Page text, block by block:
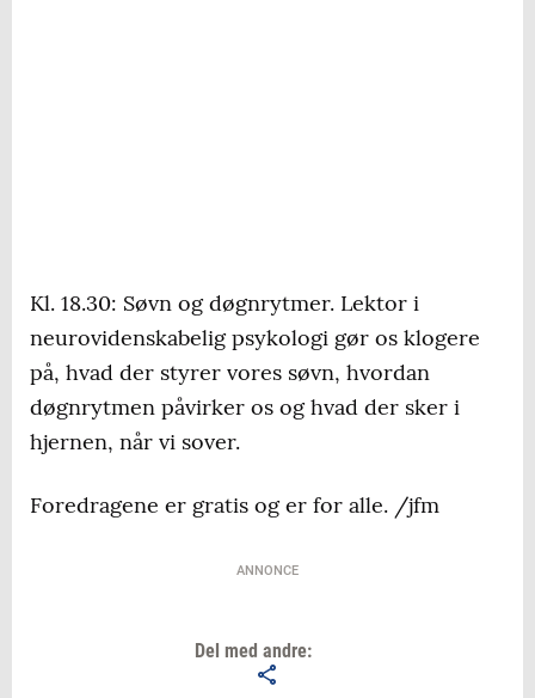
Kl. 18.30: Søvn og døgnrytmer. Lektor i
neurovidenskabelig psykologi gør os klogere
på, hvad der styrer vores søvn, hvordan
døgnrytmen påvirker os og hvad der sker i
hjernen, når vi sover.
Foredragene er gratis og er for alle. /jfm
ANNONCE
Del med andre: